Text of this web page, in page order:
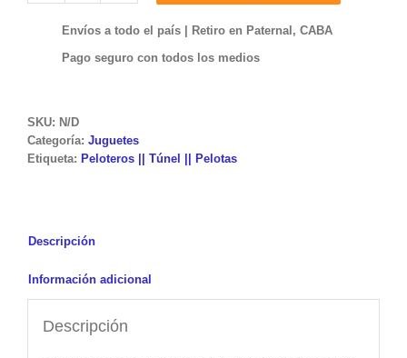
Envíos a todo el país | Retiro en Paternal, CABA
Pago seguro con todos los medios
SKU: N/D
Categoría: Juguetes
Etiqueta: Peloteros || Túnel || Pelotas
Descripción
Información adicional
Descripción